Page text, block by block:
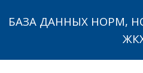
БАЗА ДАННЫХ НОРМ,